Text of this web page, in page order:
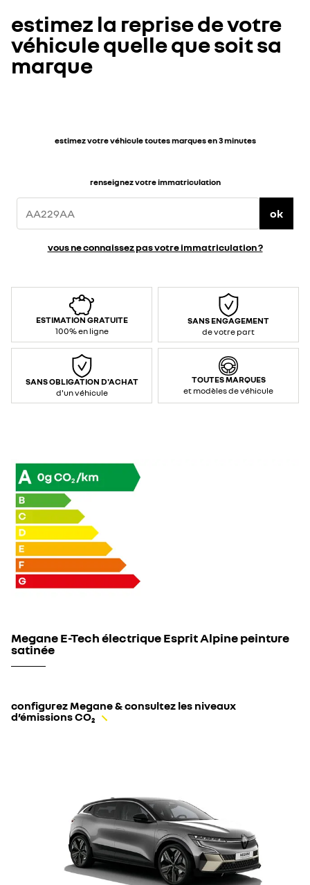
estimez la reprise de votre
véhicule quelle que soit sa
marque
estimez votre véhicule toutes marques en 3 minutes
renseignez votre immatriculation
ok
vous ne connaissez pas votre immatriculation ?
ESTIMATION GRATUITE
100% en ligne
SANS ENGAGEMENT
de votre part
SANS OBLIGATION D'ACHAT
d'un véhicule
TOUTES MARQUES
et modèles de véhicule
Megane E-Tech électrique Esprit Alpine peinture
satinée
configurez Megane & consultez les niveaux
d’émissions CO₂